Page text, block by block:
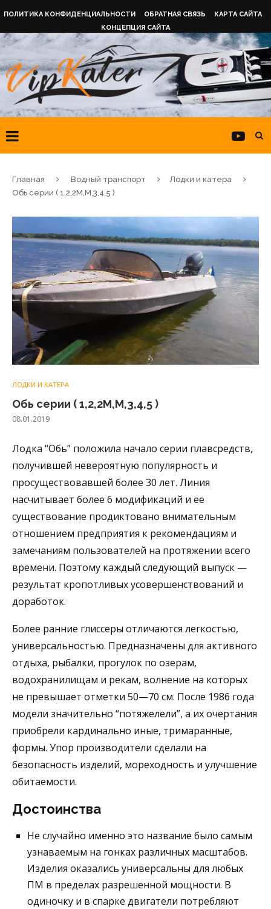
ПОЛИТИКА КОНФИДЕНЦИАЛЬНОСТИ ОБРАТНАЯ СВЯЗЬ
КАРТА САЙТА
КОНЦЕПЦИЯ САЙТА
Главная Водный транспорт
Лодки и катера
Обь серии ( 1,2,2М,М,3,4,5 )
ЛОДКИ И КАТЕРА
Обь серии ( 1,2,2М,М,3,4,5 )
08.01.2019
Лодка “Обь” положила начало серии плавсредств,
получившей невероятную популярность и
просуществовавшей более 30 лет. Линия
насчитывает более 6 модификаций и ее
существование продиктовано внимательным
отношением предприятия к рекомендациям и
замечаниям пользователей на протяжении всего
времени. Поэтому каждый следующий выпуск —
результат кропотливых усовершенствований и
доработок.
Более ранние глиссеры отличаются легкостью,
универсальностью. Предназначены для активного
отдыха, рыбалки, прогулок по озерам,
водохранилищам и рекам, волнение на которых
не превышает отметки 50—70 см. После 1986 года
модели значительно “потяжелели”, а их очертания
приобрели кардинально иные, тримаранные,
формы. Упор производители сделали на
безопасность изделий, мореходность и улучшение
обитаемости.
Достоинства
Не случайно именно это название было самым
узнаваемым на гонках различных масштабов.
Изделия оказались универсальны для любых
ПМ в пределах разрешенной мощности. В
одиночку и в спарке двигатели потребляют